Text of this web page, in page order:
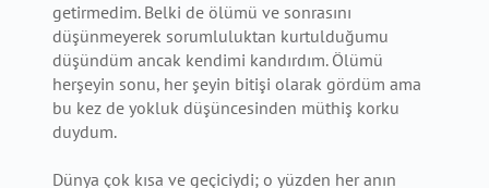
getirmedim. Belki de ölümü ve sonrasını
düşünmeyerek sorumluluktan kurtulduğumu
düşündüm ancak kendimi kandırdım. Ölümü
herşeyin sonu, her şeyin bitişi olarak gördüm ama
bu kez de yokluk düşüncesinden müthiş korku
duydum.
Dünya çok kısa ve geçiciydi; o yüzden her anın